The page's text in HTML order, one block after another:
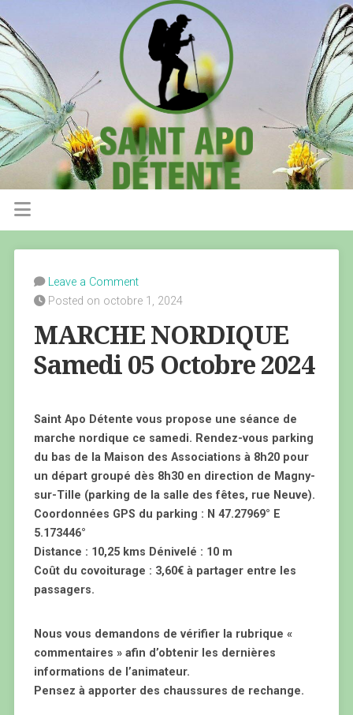
Leave a Comment
Posted on octobre 1, 2024
MARCHE NORDIQUE
Samedi 05 Octobre 2024
Saint Apo Détente vous propose une séance de
marche nordique ce samedi. Rendez-vous parking
du bas de la Maison des Associations à 8h20 pour
un départ groupé dès 8h30 en direction de Magny-
sur-Tille (parking de la salle des fêtes, rue Neuve).
Coordonnées GPS du parking : N 47.27969° E
5.173446°
Distance : 10,25 kms Dénivelé : 10 m
Coût du covoiturage : 3,60€ à partager entre les
passagers.
Nous vous demandons de vérifier la rubrique «
commentaires » afin d’obtenir les dernières
informations de l’animateur.
Pensez à apporter des chaussures de rechange.